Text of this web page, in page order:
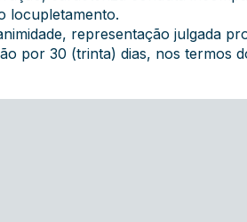
locupletamento.
representação julgada
por 30 (trinta) dias, nos termos